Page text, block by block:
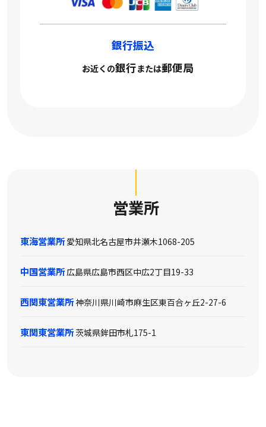
銀行振込
お近くの銀行または郵便局
営業所
東海営業所 愛知県北名古屋市井瀬木1068-205
中国営業所広島県広島市西区中広2丁目19-33
西関東営業所神奈川県川崎市麻生区東百合ヶ丘2-27-6
東関東営業所茨城県鉾田市札175-1